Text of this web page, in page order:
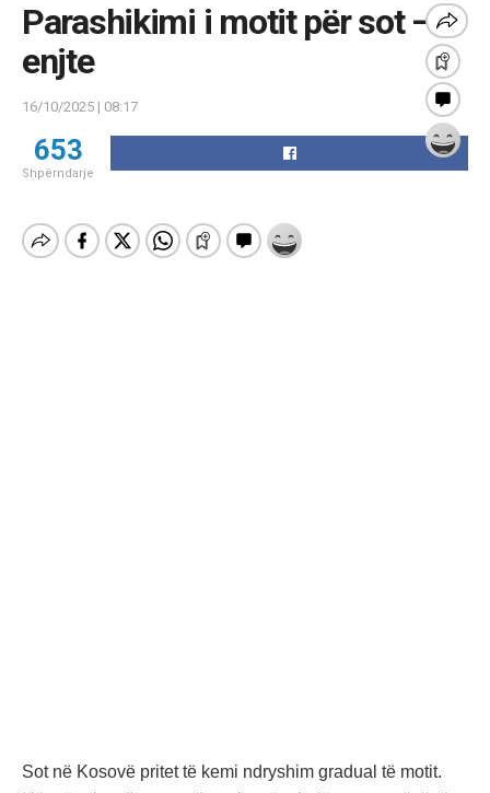
Parashikimi i motit për sot – e
enjte
16/10/2025 | 08:17
653
Shpërndarje
Sot në Kosovë pritet të kemi ndryshim gradual të motit.